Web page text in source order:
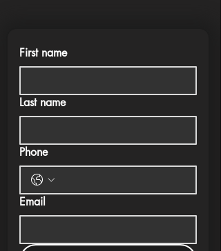
First name
Last name
Phone
Email